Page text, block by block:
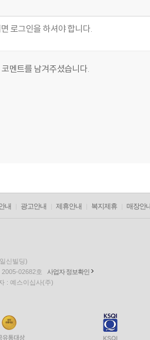
코멘트를 남겨주셨습니다.
내 광고안내 제휴안내 복지제휴 매장안
신빌딩)
02682호
사업자 정보확인
: 예스이십사(주)